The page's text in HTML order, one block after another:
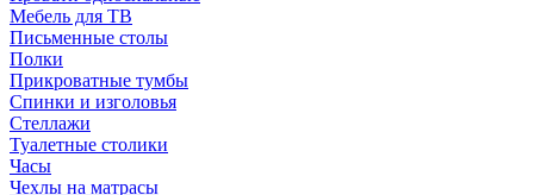
Мебель для ТВ
Письменные столы
Полки
Прикроватные тумбы
Спинки и изголовья
Стеллажи
Туалетные столики
Часы
Чехлы на матрасы